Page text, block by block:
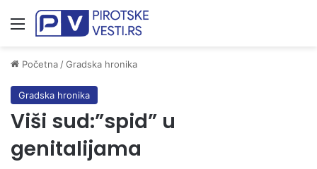
Meni
Početna /Gradska hronika
Gradska hronika
Viši sud:”spid” u
genitalijama